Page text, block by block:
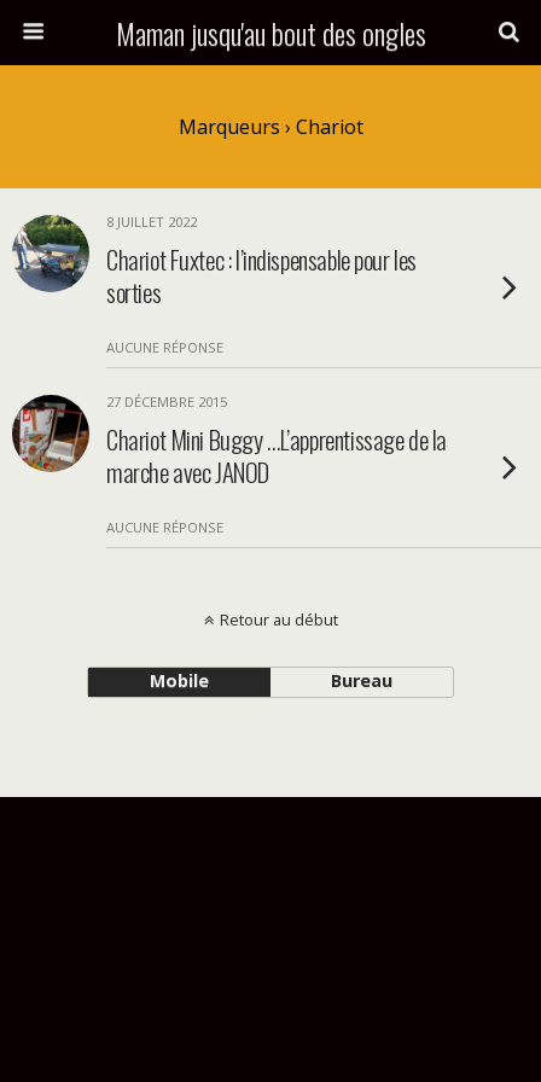
Maman jusqu'au bout des ongles
Marqueurs › Chariot
8 JUILLET 2022
Chariot Fuxtec : l’indispensable pour les
sorties
AUCUNE RÉPONSE
27 DÉCEMBRE 2015
Chariot Mini Buggy …L’apprentissage de la
marche avec JANOD
AUCUNE RÉPONSE
Retour au début
Mobile Bureau